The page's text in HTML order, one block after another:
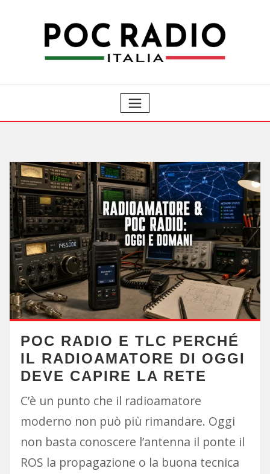
POC RADIO E TLC PERCHÉ
IL RADIOAMATORE DI OGGI
DEVE CAPIRE LA RETE
C’è un punto che il radioamatore
moderno non può più rimandare. Oggi
non basta conoscere l’antenna il ponte il
ROS la propagazione o la buona tecnica